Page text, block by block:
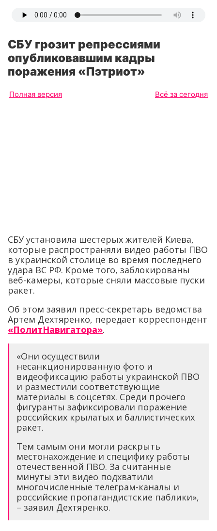
СБУ грозит репрессиями
опубликовавшим кадры
поражения «Пэтриот»
Полная версия Всё за сегодня
СБУ установила шестерых жителей Киева,
которые распространяли видео работы ПВО
в украинской столице во время последнего
удара ВС РФ. Кроме того, заблокированы
веб-камеры, которые сняли массовые пуски
ракет.
Об этом заявил пресс-секретарь ведомства
Артем Дехтяренко, передает корреспондент
«ПолитНавигатора».
«Они осуществили
несанкционированную фото и
видеофиксацию работы украинской ПВО
и разместили соответствующие
материалы в соцсетях. Среди прочего
фигуранты зафиксировали поражение
российских крылатых и баллистических
ракет.
Тем самым они могли раскрыть
местонахождение и специфику работы
отечественной ПВО. За считанные
минуты эти видео подхватили
многочисленные телеграм-каналы и
российские пропагандистские паблики»,
– заявил Дехтяренко.